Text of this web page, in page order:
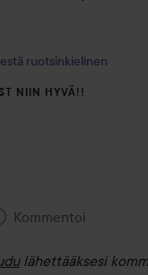
ruotsinkielinen
NIIN HYVÄ!!
Kommentoi
lähettääksesi